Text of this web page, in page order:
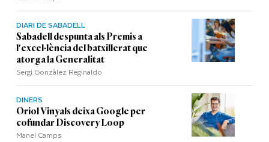
DIARI DE SABADELL
Sabadell despunta als Premis a
l'excel·lència del batxillerat que
atorga la Generalitat
Sergi Gonzàlez Reginaldo
DINERS
Oriol Vinyals deixa Google per
cofundar Discovery Loop
Manel Camps